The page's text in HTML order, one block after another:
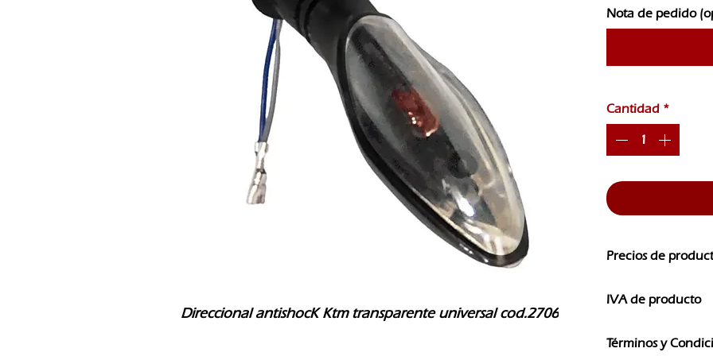
Direccional antishocK Ktm transparente universal cod.2706
Nota de pedido
Cantidad *
Precios de
CAMBIOS SIN
IVA de producto
IVA
Términos y